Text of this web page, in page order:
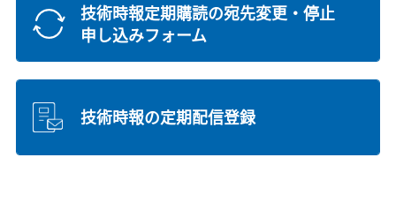
技術時報定期購読の宛先変更・停止
申し込みフォーム
技術時報の定期配信登録